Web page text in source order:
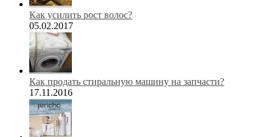
Как усилить рост волос?
05.02.2017
Как продать стиральную машину на запчасти?
17.11.2016